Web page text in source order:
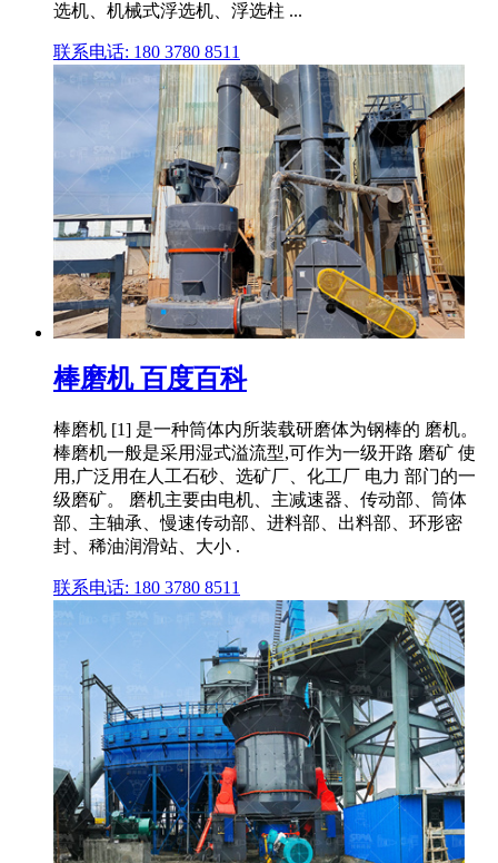
选机、机械式浮选机、浮选柱 ...
联系电话: 180 3780 8511
棒磨机 百度百科
棒磨机 [1] 是一种筒体内所装载研磨体为钢棒的 磨机。
棒磨机一般是采用湿式溢流型,可作为一级开路 磨矿 使
用,广泛用在人工石砂、选矿厂、化工厂 电力 部门的一
级磨矿。 磨机主要由电机、主减速器、传动部、筒体
部、主轴承、慢速传动部、进料部、出料部、环形密
封、稀油润滑站、大小 .
联系电话: 180 3780 8511